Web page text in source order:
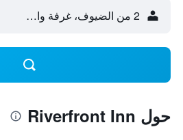
2 من الضيوف، غرفة واحدة
حول Riverfront Inn